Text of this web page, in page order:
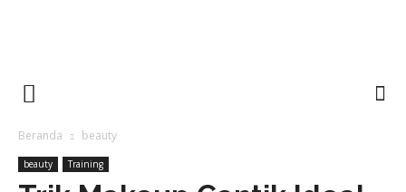
Beranda beauty
beauty Training